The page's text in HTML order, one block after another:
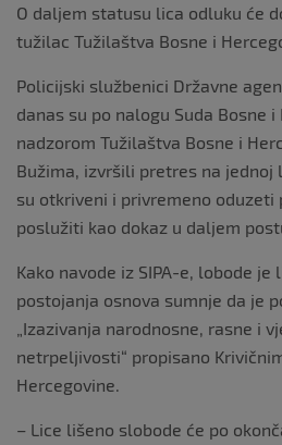
O daljem statusu lica odluku će
tužilac Tužilaštva Bosne i
Policijski službenici Državne
danas su po nalogu Suda Bosne
nadzorom Tužilaštva Bosne i
Bužima, izvršili pretres na jednoj
su otkriveni i privremeno oduzeti
poslužiti kao dokaz u daljem
Kako navode iz SIPA-e, lobode
postojanja osnova sumnje da je
„Izazivanja narodnosne, rasne i
netrpeljivosti“ propisano
Hercegovine.
– Lice lišeno slobode će po